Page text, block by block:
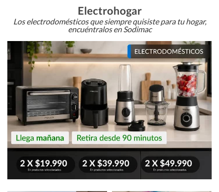
Electrohogar
Los electrodomésticos que siempre quisiste para tu hogar,
encuéntralos en Sodimac